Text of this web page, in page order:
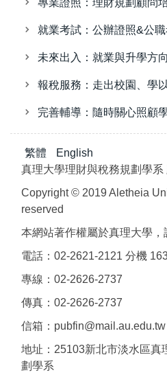
專業證照：理財規劃顧問培
就業考試：公辦證照&公
未來出入：就業與升學方向
報稅服務：走出校園、學
完善輔導：隨時關心照顧
繁體
English
真理大學理財與稅務規劃學系
Copyright © 2019 Aletheia
reserved
本網站著作權屬於真理大學，
電話：02-2621-2121 分機
專線：02-2626-2737
傳真：02-2626-2737
信箱：pubfin@mail.au.edu.tw
地址：25103新北市淡水區真
劃學系